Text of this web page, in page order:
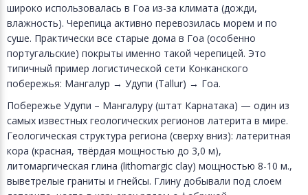
широко использовалась в Гоа из-за климата (дожди,
влажность). Черепица активно перевозилась морем и по
суше. Практически все старые дома в Гоа (особенно
португальские) покрыты именно такой черепицей. Это
типичный пример логистической сети Конканского
побережья: Мангалур → Удупи (Tallur) → Гоа.
Побережье Удупи – Мангалуру (штат Карнатака) — один из
самых известных геологических регионов латерита в мире.
Геологическая структура региона (сверху вниз): латеритная
кора (красная, твёрдая мощностью до 3,0 м),
литомаргическая глина (lithomargic clay) мощностью 8-10 м.,
выветрелые граниты и гнейсы. Глину добывали под слоем